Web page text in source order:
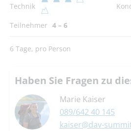
Technik
Teilnehmer 4 – 6
6 Tage, pro Person
Haben Sie Fragen zu
Marie Kaiser
089/642 40 145
kaiser@dav-